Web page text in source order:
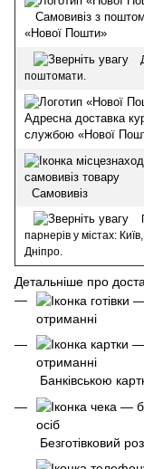
Самовивіз з
«Нової Пошти»
поштомати.
Адресна доставка
службою «Нової
Самовивіз
парнерів у містах:
Дніпро.
Детальніше про
отриманні
Банківською
Безготівковий